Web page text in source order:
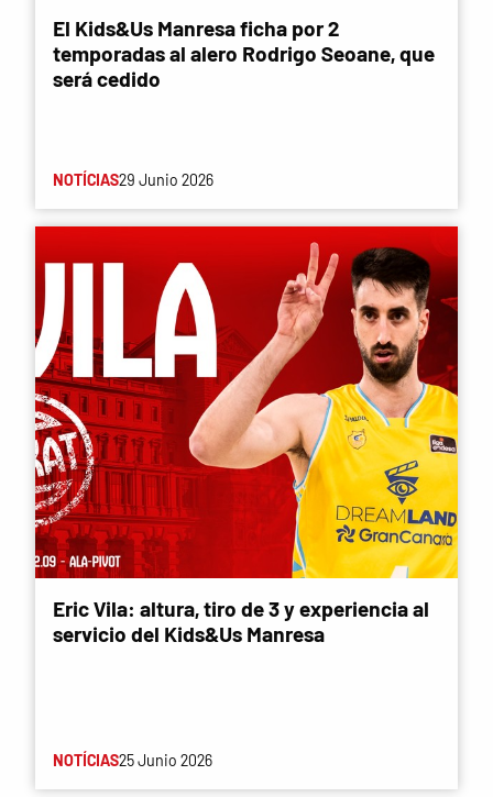
El Kids&Us Manresa ficha por 2
temporadas al alero Rodrigo Seoane, que
será cedido
NOTÍCIAS29 Junio 2026
Eric Vila: altura, tiro de 3 y experiencia al
servicio del Kids&Us Manresa
NOTÍCIAS25 Junio 2026